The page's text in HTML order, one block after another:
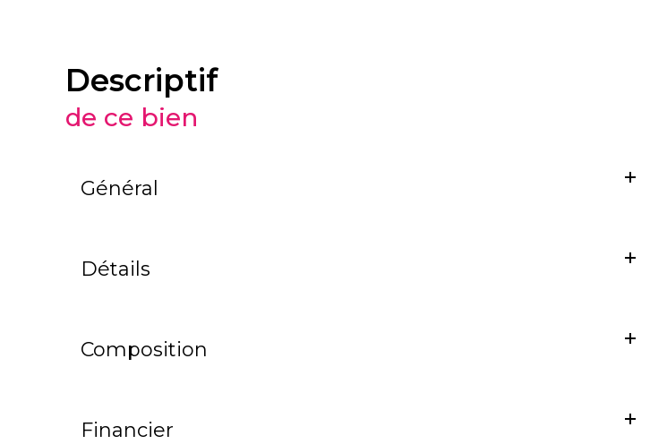
descriptif
de ce bien
Général
Détails
Composition
Financier